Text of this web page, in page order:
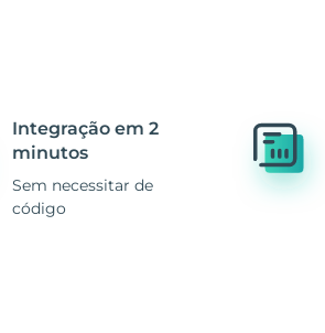
Integração em 2
minutos
Sem necessitar de
código